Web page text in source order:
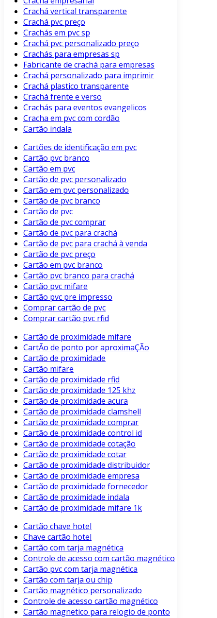
Crachá vertical transparente
Crachá pvc preço
Crachás em pvc sp
Crachá pvc personalizado preço
Crachás para empresas sp
Fabricante de crachá para empresas
Crachá personalizado para imprimir
Crachá plastico transparente
Crachá frente e verso
Crachás para eventos evangelicos
Cracha em pvc com cordão
Cartão indala
Cartões de identificação em pvc
Cartão pvc branco
Cartão em pvc
Cartão de pvc personalizado
Cartão em pvc personalizado
Cartão de pvc branco
Cartão de pvc
Cartão de pvc comprar
Cartão de pvc para crachá
Cartão de pvc para crachá à venda
Cartão de pvc preço
Cartão em pvc branco
Cartão pvc branco para crachá
Cartão pvc mifare
Cartão pvc pre impresso
Comprar cartão de pvc
Comprar cartão pvc rfid
Cartão de proximidade mifare
CartÃo de ponto por aproximaÇÃo
Cartão de proximidade
Cartão mifare
Cartão de proximidade rfid
Cartão de proximidade 125 khz
Cartão de proximidade acura
Cartão de proximidade clamshell
Cartão de proximidade comprar
Cartão de proximidade control id
Cartão de proximidade cotação
Cartão de proximidade cotar
Cartão de proximidade distribuidor
Cartão de proximidade empresa
Cartão de proximidade fornecedor
Cartão de proximidade indala
Cartão de proximidade mifare 1k
Cartão chave hotel
Chave cartão hotel
Cartão com tarja magnética
Controle de acesso com cartão magnético
Cartão pvc com tarja magnética
Cartão com tarja ou chip
Cartão magnético personalizado
Controle de acesso cartão magnético
Cartão magnetico para relogio de ponto